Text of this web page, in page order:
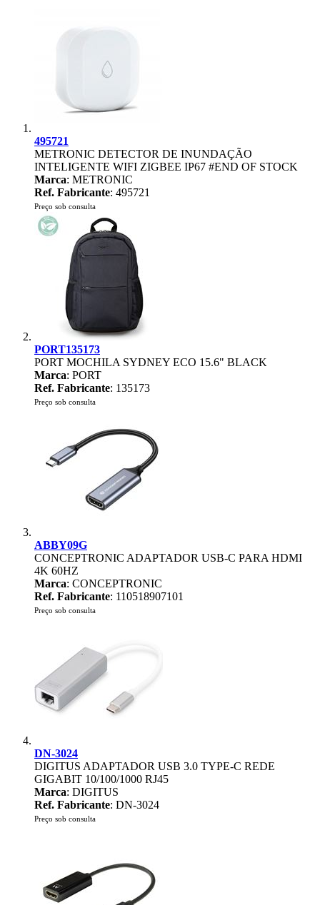
495721
METRONIC DETECTOR DE INUNDAÇÃO
INTELIGENTE WIFI ZIGBEE IP67 #END OF STOCK
Marca: METRONIC
Ref. Fabricante: 495721
Preço sob consulta
PORT135173
PORT MOCHILA SYDNEY ECO 15.6" BLACK
Marca: PORT
Ref. Fabricante: 135173
Preço sob consulta
ABBY09G
CONCEPTRONIC ADAPTADOR USB-C PARA HDMI
4K 60HZ
Marca: CONCEPTRONIC
Ref. Fabricante: 110518907101
Preço sob consulta
DN-3024
DIGITUS ADAPTADOR USB 3.0 TYPE-C REDE
GIGABIT 10/100/1000 RJ45
Marca: DIGITUS
Ref. Fabricante: DN-3024
Preço sob consulta